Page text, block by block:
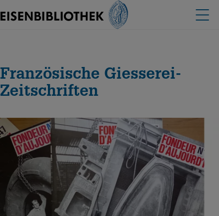
Französische Giesserei-
Zeitschriften